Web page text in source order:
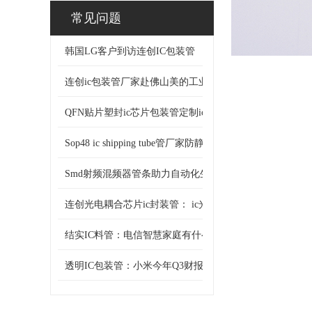
常见问题
韩国LG客户到访连创IC包装管
连创ic包装管厂家赴佛山美的工业城竞标
QFN贴片塑封ic芯片包装管定制ic管自动化流水线增效之选
Sop48 ic shipping tube管厂家防静电稳定保障芯片安全存储
Smd射频混频器管条助力自动化生产提速产能新选择
连创光电耦合芯片ic封装管： ic光耦的防静电 “防护盾”
结实IC料管：电信智慧家庭有什么不一样的体验？
透明IC包装管：小米今年Q3财报预示发展前景良好